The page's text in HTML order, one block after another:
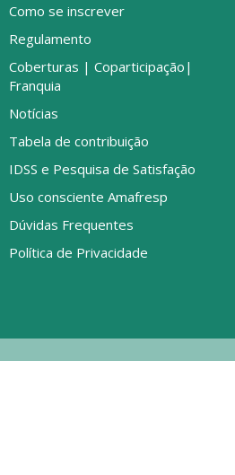
Como se inscrever
Regulamento
Coberturas | Coparticipação|
Franquia
Notícias
Tabela de contribuição
IDSS e Pesquisa de Satisfação
Uso consciente Amafresp
Dúvidas Frequentes
Política de Privacidade